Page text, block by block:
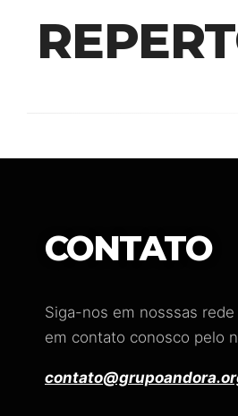
CONTATO
Siga-nos em nosssas
em contato conosco pelo